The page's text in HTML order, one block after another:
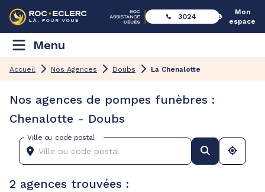
3024
Mon
espace
Menu
Accueil Nos Agences Doubs La Chenalotte
Nos agences de pompes funèbres :
Chenalotte - Doubs
Ville ou code postal
2 agences trouvées :